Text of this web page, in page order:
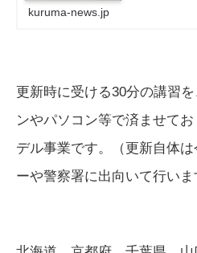
kuruma-news.jp
更新時に受ける30分の講習
ンやパソコン等で済ませて
デル事業です。（更新自体
ーや警察署に出向いて行いま